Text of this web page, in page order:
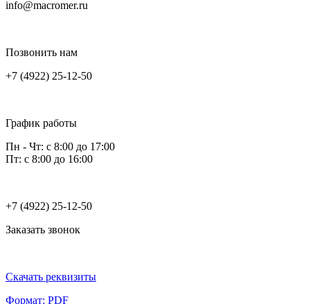
info@macromer.ru
Позвонить нам
+7 (4922) 25-12-50
График работы
Пн - Чт: с 8:00 до 17:00
Пт: с 8:00 до 16:00
+7 (4922) 25-12-50
Заказать звонок
Скачать реквизиты
Формат: PDF